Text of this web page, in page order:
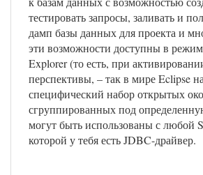
тестировать запросы, заливать и
дамп базы данных для проекта и
эти возможности доступны в
Explorer (то есть, при
перспективы, – так в мире Eclipse
специфический набор открытых
сгруппированных под
могут быть использованы с любой
которой у тебя есть JDBC-драйвер.